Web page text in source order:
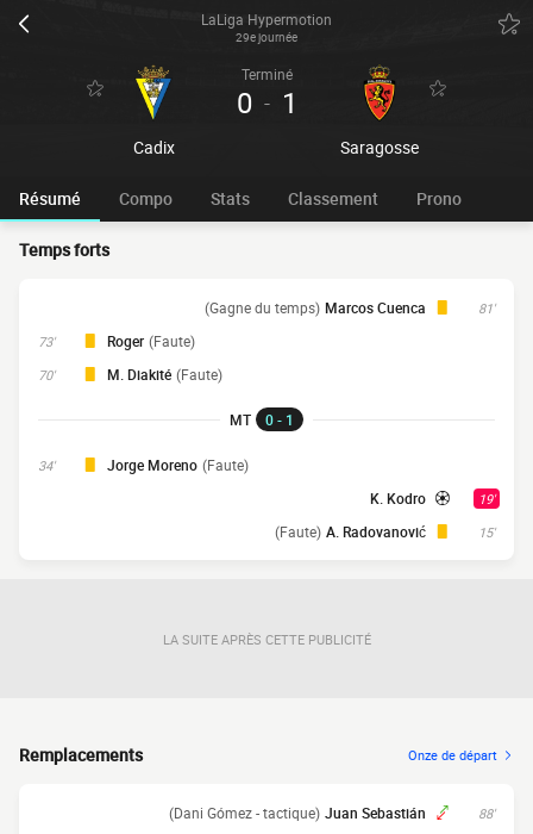
LaLiga Hypermotion
29e journée
Cadix
Terminé
0 - 1
Saragosse
Résumé Compo Stats Classement Prono
Temps forts
81'
Marcos Cuenca
(Gagne du temps)
73' Roger (Faute)
70' M. Diakité (Faute)
MT 0 - 1
34' Jorge Moreno (Faute)
19'
K. Kodro
15'
A. Radovanović
(Faute)
LA SUITE APRÈS CETTE PUBLICITÉ
Remplacements Onze de départ
88'
Juan Sebastián
(Dani Gómez - tactique)